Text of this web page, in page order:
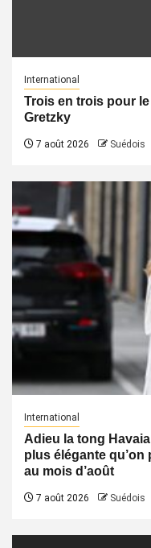
International
Trois en trois pour
Gretzky
7 août 2026 Suédois
International
Adieu la tong
plus élégante
au mois d’août
7 août 2026 Suédois